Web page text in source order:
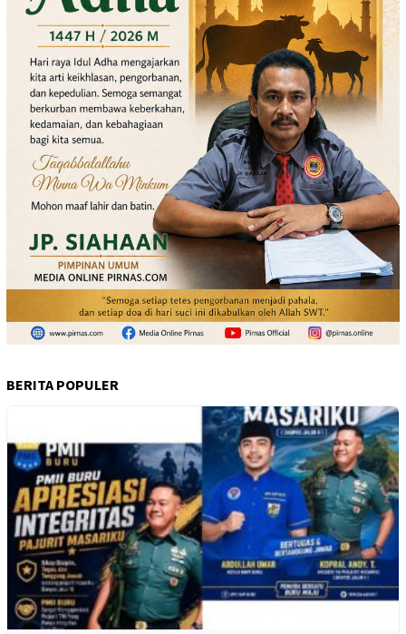
BERITA POPULER